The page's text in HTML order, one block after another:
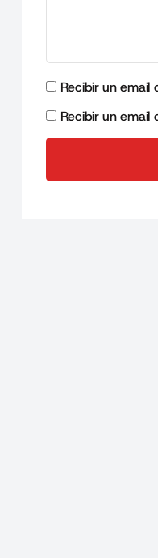
Recibir un email
Recibir un email